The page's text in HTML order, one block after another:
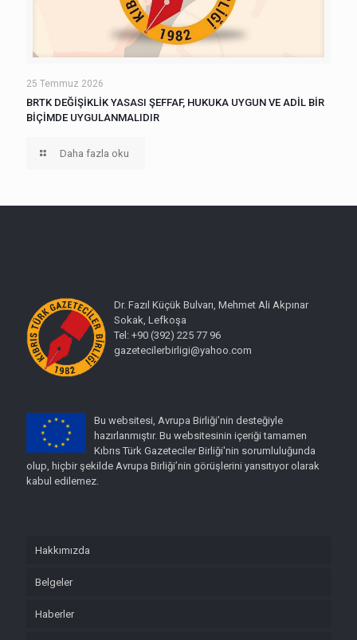
25 Temmuz 2026
BRTK DEĞİŞİKLİK YASASI ŞEFFAF, HUKUKA UYGUN VE ADİL BİR
BİÇİMDE UYGULANMALIDIR
Daha fazla oku
Dr. Fazıl Küçük Bulvarı, Mehmet Ali Akpınar
Sokak, Lefkoşa
Tel: +90 (392) 225 77 96
gazetecilerbirligi@yahoo.com
Bu websitesi, Avrupa Birliği’nin desteğiyle
hazırlanmıştır. Bu websitesinin içeriği tamamen
Kıbrıs Türk Gazeteciler Birliği'nin sorumluluğunda
olup, hiçbir şekilde Avrupa Birliği’nin görüşlerini yansıtıyor olarak
kabul edilemez.
Hakkımızda
Belgeler
Haberler